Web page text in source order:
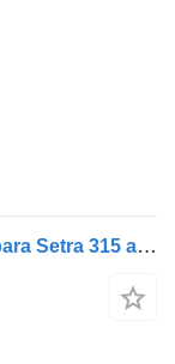
Setra 0007606178 válvula neumática para Setra 315 autobús